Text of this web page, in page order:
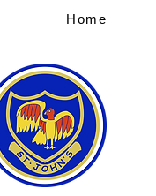
Home